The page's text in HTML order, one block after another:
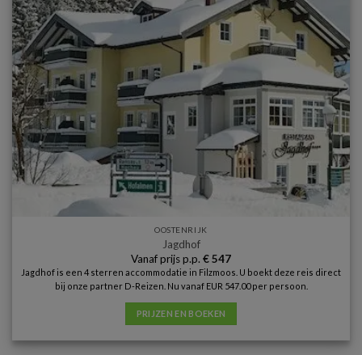
OOSTENRIJK
Jagdhof
Vanaf prijs p.p. €547
Jagdhof is een 4 sterren accommodatie in Filzmoos. U boekt deze reis direct
bij onze partner D-Reizen. Nu vanaf EUR 547.00 per persoon.
PRIJZEN EN BOEKEN